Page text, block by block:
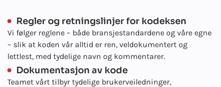
Regler og retningslinjer for kodeksen
Vi følger reglene – både bransjestandardene og våre egne
– slik at koden vår alltid er ren, veldokumentert og
lettlest, med tydelige navn og kommentarer.
Dokumentasjon av kode
Teamet vårt tilbyr tydelige brukerveiledninger,